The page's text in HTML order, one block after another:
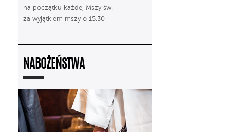
na początku każdej Mszy św.
za wyjątkiem mszy o 15.30
NABOŻEŃSTWA